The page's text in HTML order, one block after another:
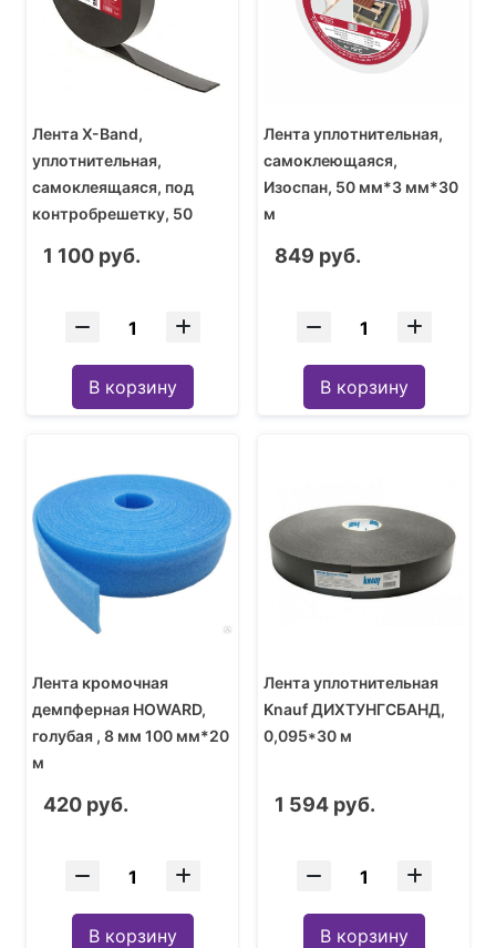
Лента X-Band,
уплотнительная,
самоклеящаяся, под
контробрешетку, 50
1 100 руб.
В корзину
Лента уплотнительная,
самоклеющаяся,
Изоспан, 50 мм*3 мм*30
м
849 руб.
В корзину
Лента кромочная
демпферная HOWARD,
голубая , 8 мм 100 мм*20
м
420 руб.
В корзину
Лента уплотнительная
Knauf ДИХТУНГСБАНД,
0,095*30 м
1 594 руб.
В корзину